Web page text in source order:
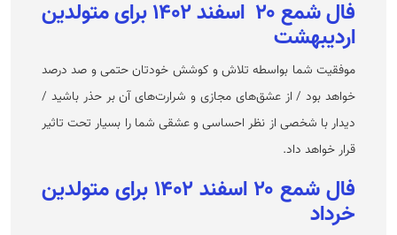
فال شمع ۲۰ اسفند ۱۴۰۲ برای متولدین
اردیبهشت
موفقیت شما بواسطه تلاش و کوشش خودتان حتمی و صد درصد
خواهد بود / از عشق‌های مجازی و شرارت‌های آن بر حذر باشید /
دیدار با شخصی از نظر احساسی و عشقی شما را بسیار تحت تاثیر
قرار خواهد داد.
فال شمع ۲۰ اسفند ۱۴۰۲ برای متولدین
خرداد